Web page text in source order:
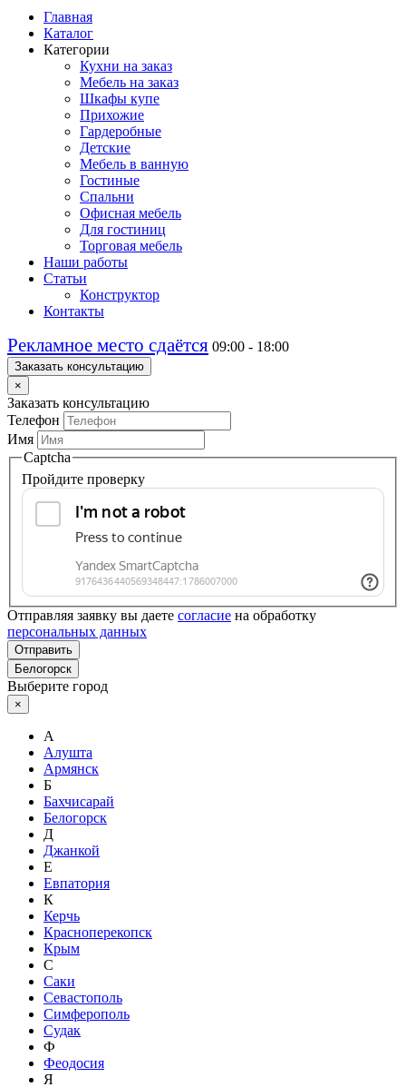
Главная
Каталог
Категории
Кухни на заказ
Мебель на заказ
Шкафы купе
Прихожие
Гардеробные
Детские
Мебель в ванную
Гостиные
Спальни
Офисная мебель
Для гостиниц
Торговая мебель
Наши работы
Статьи
Конструктор
Контакты
Рекламное место сдаётся 09:00 - 18:00
Заказать консультацию
×
Заказать консультацию
Телефон
Имя
Captcha
Пройдите проверку
Отправляя заявку вы даете согласие на обработку
персональных данных
Отправить
Белогорск
Выберите город
×
А
Алушта
Армянск
Б
Бахчисарай
Белогорск
Д
Джанкой
Е
Евпатория
К
Керчь
Красноперекопск
Крым
С
Саки
Севастополь
Симферополь
Судак
Ф
Феодосия
Я